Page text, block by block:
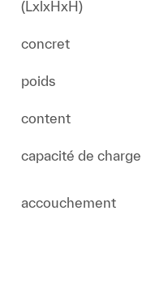
(LxlxHxH)
concret
poids
content
capacité de charge
accouchement